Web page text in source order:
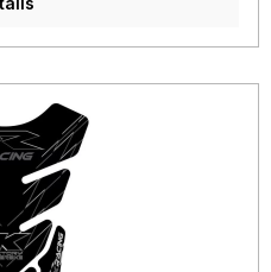
das Tankpad einfach
und Aufkleber zu
Sie an der
Vertrauen
von Bikern für Biker.
mit
bis 110 °C 3D-Gel-
und optimalen Schutz
oder Gelbstich Design